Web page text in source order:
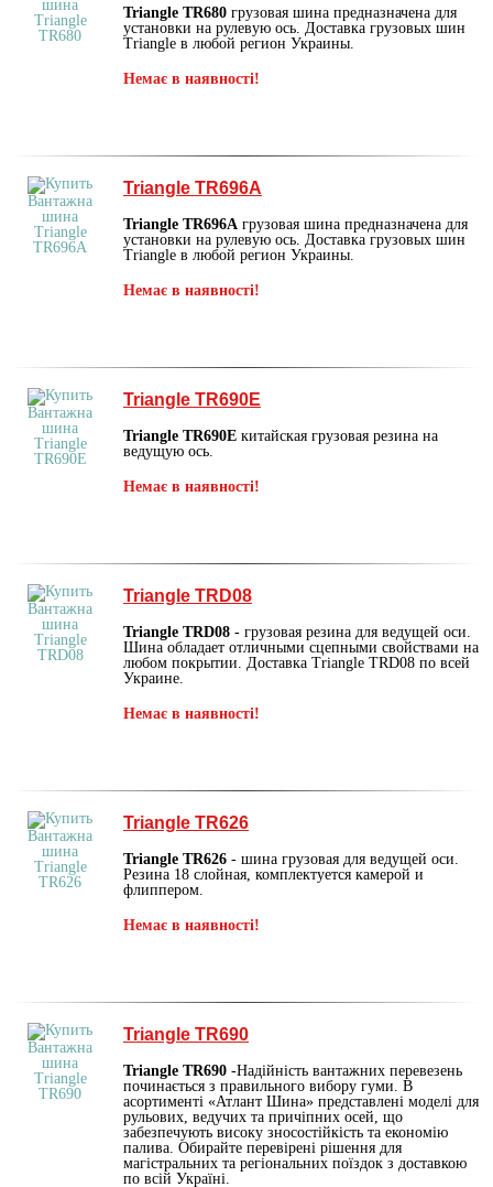
Triangle TR680 грузовая шина предназначена для
установки на рулевую ось. Доставка грузовых шин
Triangle в любой регион Украины.
Немає в наявності!
Triangle TR696A
Triangle TR696A грузовая шина предназначена для
установки на рулевую ось. Доставка грузовых шин
Triangle в любой регион Украины.
Немає в наявності!
Triangle TR690E
Triangle TR690E китайская грузовая резина на
ведущую ось.
Немає в наявності!
Triangle TRD08
Triangle TRD08 - грузовая резина для ведущей оси.
Шина обладает отличными сцепными свойствами на
любом покрытии. Доставка Triangle TRD08 по всей
Украине.
Немає в наявності!
Triangle TR626
Triangle TR626 - шина грузовая для ведущей оси.
Резина 18 слойная, комплектуется камерой и
флиппером.
Немає в наявності!
Triangle TR690
Triangle TR690 -Надійність вантажних перевезень
починається з правильного вибору гуми. В
асортименті «Атлант Шина» представлені моделі для
рульових, ведучих та причіпних осей, що
забезпечують високу зносостійкість та економію
палива. Обирайте перевірені рішення для
магістральних та регіональних поїздок з доставкою
по всій Україні.